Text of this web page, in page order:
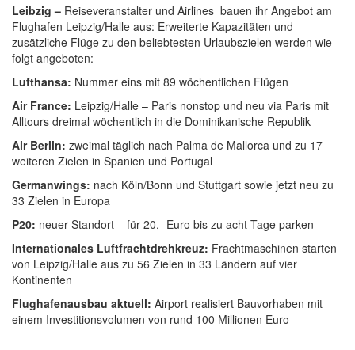
Leibzig – Reiseveranstalter und Airlines bauen ihr Angebot am
Flughafen Leipzig/Halle aus: Erweiterte Kapazitäten und
zusätzliche Flüge zu den beliebtesten Urlaubszielen werden wie
folgt angeboten:
Lufthansa: Nummer eins mit 89 wöchentlichen Flügen
Air France: Leipzig/Halle – Paris nonstop und neu via Paris mit
Alltours dreimal wöchentlich in die Dominikanische Republik
Air Berlin: zweimal täglich nach Palma de Mallorca und zu 17
weiteren Zielen in Spanien und Portugal
Germanwings: nach Köln/Bonn und Stuttgart sowie jetzt neu zu
33 Zielen in Europa
P20: neuer Standort – für 20,- Euro bis zu acht Tage parken
Internationales Luftfrachtdrehkreuz: Frachtmaschinen starten
von Leipzig/Halle aus zu 56 Zielen in 33 Ländern auf vier
Kontinenten
Flughafenausbau aktuell: Airport realisiert Bauvorhaben mit
einem Investitionsvolumen von rund 100 Millionen Euro